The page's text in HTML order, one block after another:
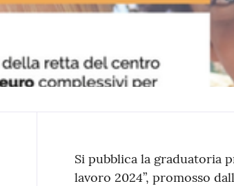
Contenuto
Si pubblica la graduatoria
lavoro 2024”, promosso